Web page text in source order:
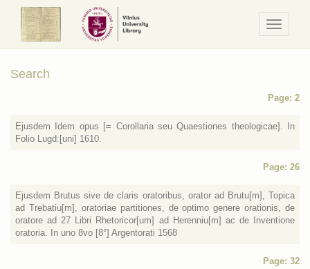
/
Meniu
Search
Page: 2
Ejusdem Idem opus [= Corollaria seu Quaestiones theologicae]. In
Folio Lugd:[uni] 1610.
Page: 26
Ejusdem Brutus sive de claris oratoribus, orator ad Brutu[m], Topica
ad Trebatiu[m], oratoriae partitiones, de optimo genere orationis, de
oratore ad 27 Libri Rhetoricor[um] ad Herenniu[m] ac de Inventione
oratoria. In uno 8vo [8°] Argentorati 1568
Page: 32